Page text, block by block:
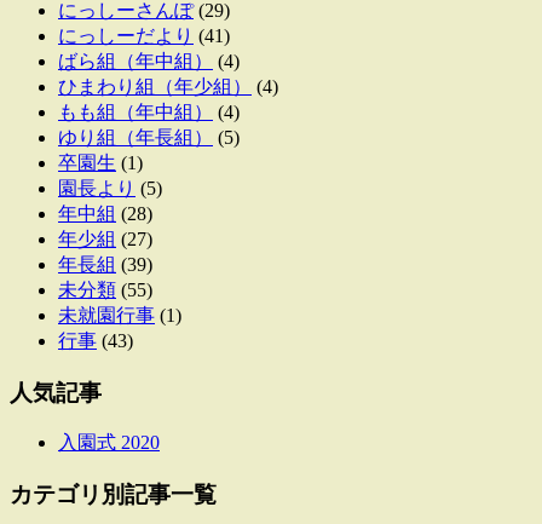
にっしーさんぽ(29)
にっしーだより (41)
ばら組（年中組）
(4)
ひまわり組（年少組）
(4)
もも組（年中組）
(4)
ゆり組（年長組）
(5)
卒園生 (1)
園長より (5)
年中組 (28)
年少組 (27)
年長組 (39)
未分類 (55)
未就園行事 (1)
行事 (43)
人気記事
入園式 2020
カテゴリ別記事一覧